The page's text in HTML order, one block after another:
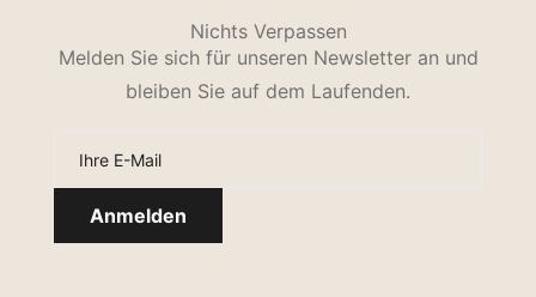
Nichts Verpassen
Melden Sie sich für unseren Newsletter an und
bleiben Sie auf dem Laufenden.